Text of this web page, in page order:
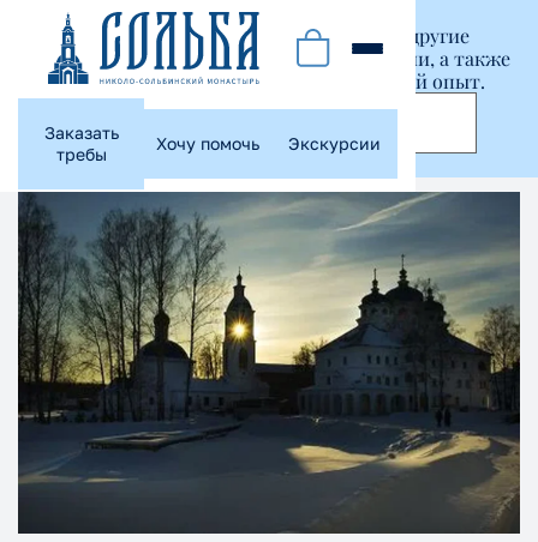
Заказать
требы
Хочу помочь Экскурсии
Этот сайт использует куки-файлы и другие
технологии, чтобы помочь вам в навигации, а также
предоставить лучший пользовательский опыт.